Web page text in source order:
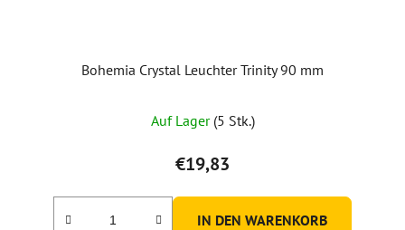
Bohemia Crystal Leuchter Trinity 90 mm
Auf Lager (5 Stk.)
€19,83
IN DEN WARENKORB